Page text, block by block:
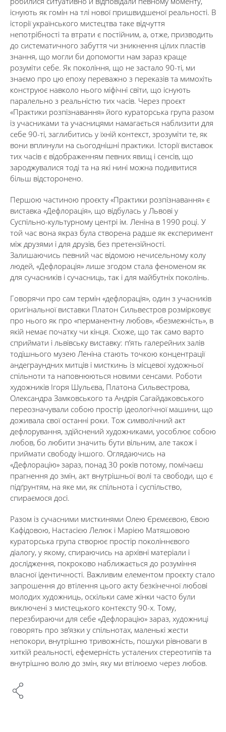
існують як гомін на тлі нової пришвидшеної реальності. В
історії українського мистецтва таке відчуття
непотрібності та втрати є постійним, а, отже, призводить
до систематичного забуття чи зникнення цілих пластів
знання, що могли би допомогти нам зараз краще
розуміти себе. Як покоління, що не застало 90-ті, ми
знаємо про цю епоху переважно з переказів та мимохіть
конструює навколо нього міфічні світи, що існують
паралельно з реальністю тих часів. Через проєкт
«Практики розпізнавання» його кураторська група разом
із учасниками та учасницями намагається наблизити для
себе 90-ті, заглибитись у їхній контекст, зрозуміти те, як
вони вплинули на сьогоднішні практики. Історії виставок
тих часів є відображенням певних явищ і сенсів, що
зароджувалися тоді та на які нині можна подивитися
більш відсторонено.
Першою частиною проєкту «Практики розпізнавання» є
виставка «Дефлорація», що відбулась у Львові у
Суспільно-культурному центрі ім. Леніна в 1990 році. У
той час вона якраз була створена радше як експеримент
між друзями і для друзів, без претензійності.
Залишаючись певний час відомою нечисельному колу
людей, «Дефлорація» лише згодом стала феноменом як
для сучасників і сучасниць, так і для майбутніх поколінь.
Говорячи про сам термін «дефлорація», один з учасників
оригінальної виставки Платон Сильвестров розмірковує
про нього як про «перманентну любов», «безмежність», в
якій немає початку чи кінця. Схоже, що так само варто
сприймати і львівську виставку: п’ять галерейних залів
тодішнього музею Леніна стають точкою концентрації
андеграундних митців і мисткинь із місцевої художньої
спільноти та наповнюються новими сенсами. Роботи
художників Ігоря Шульєва, Платона Сильвестрова,
Олександра Замковського та Андрія Сагайдаковського
переозначували собою простір ідеологічної машини, що
доживала свої останні роки. Тож символічний акт
дефлорування, здійснений художниками, уособлює собою
любов, бо любити значить бути вільним, але також і
приймати свободу іншого. Оглядаючись на
«Дефлорацію» зараз, понад 30 років потому, помічаєш
прагнення до змін, акт внутрішньої волі та свободи, що є
підґрунтям, на яке ми, як спільнота і суспільство,
спираємося досі.
Разом із сучасними мисткинями Олею Єрємєєвою, Євою
Кафідовою, Настасією Лелюк і Марією Матяшовою
кураторська група створює простір поколіннєвого
діалогу, у якому, спираючись на архівні матеріали і
дослідження, покроково наближається до розуміння
власної ідентичності. Важливим елементом проєкту стало
запрошення до втілення цього акту безкінечної любові
молодих художниць, оскільки саме жінки часто були
виключені з мистецького контексту 90-х. Тому,
перезбираючи для себе «Дефлорацію» зараз, художниці
говорять про звʼязки у спільнотах, маленькі жести
непокори, внутрішню тривожність, пошуки рівноваги в
хиткій реальності, ефемерність усталених стереотипів та
внутрішню волю до змін, яку ми втілюємо через любов.